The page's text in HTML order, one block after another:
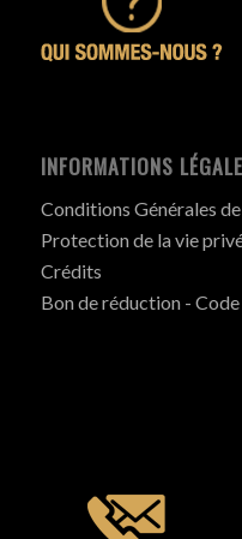
INFORMATIONS
Conditions Générales
Protection de la vie
Crédits
Bon de réduction -